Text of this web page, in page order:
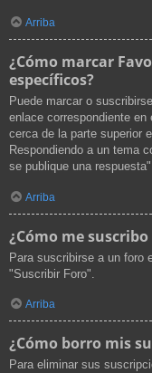
Arriba
¿Cómo marcar
específicos?
Puede marcar o
enlace correspondiente
cerca de la parte superior
Respondiendo a un tema
se publique una
Arriba
¿Cómo me
Para suscribirse a un foro
"Suscribir Foro".
Arriba
¿Cómo borro mis
Para eliminar sus